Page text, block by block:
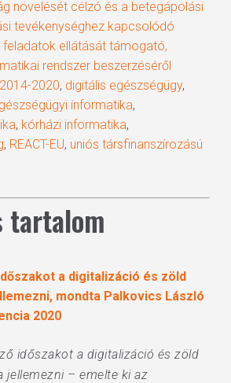
növelését célzó és a betegápolási
tevékenységhez kapcsolódó
feladatok ellátását támogató,
rendszer beszerzéséről
2014-2020, digitális egészségügy,
informatika,
, kórházi informatika,
, REACT-EU, uniós társfinanszírozású
tartalom
a digitalizáció és zöld
mondta Palkovics László
2020
időszakot a digitalizáció és zöld
jellemezni – emelte ki az